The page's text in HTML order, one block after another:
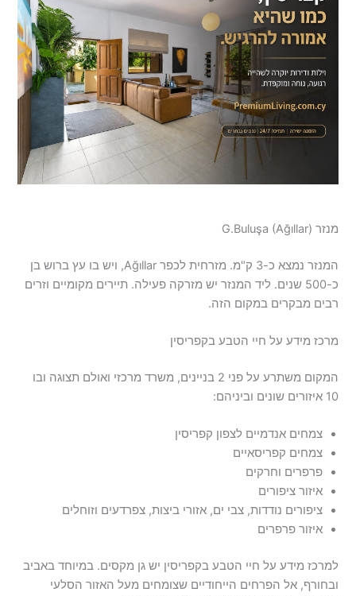
מנזר G.Buluşa (Ağıllar)
המנזר נמצא כ-3 ק"מ. מזרחית לכפר Ağıllar, ויש בו עץ ברוש ​​בן
כ-500 שנים. ליד המנזר יש מזרקה פעילה. תיירים מקומיים וזרים
רבים מבקרים במקום הזה.
מרכז מידע על חיי הטבע בקפריסין
המקום משתרע על פני 2 בניינים, משרד מרכזי ואולם תצוגה ובו
10 איזורים שונים וביניהם:
צמחים אנדמיים לצפון קפריסין
צמחים קפריסאיים
פרפרים וחרקים
איזור ציפורים
ציפורים נודדות, צבי ים, אזורי ביצות, צפרדעים וזוחלים
איזור פרפרים
למרכז מידע על חיי הטבע בקפריסין יש גן מקסים. במיוחד באביב
ובחורף, אל הפרחים הייחודיים שצומחים מעל האזור הסלעי